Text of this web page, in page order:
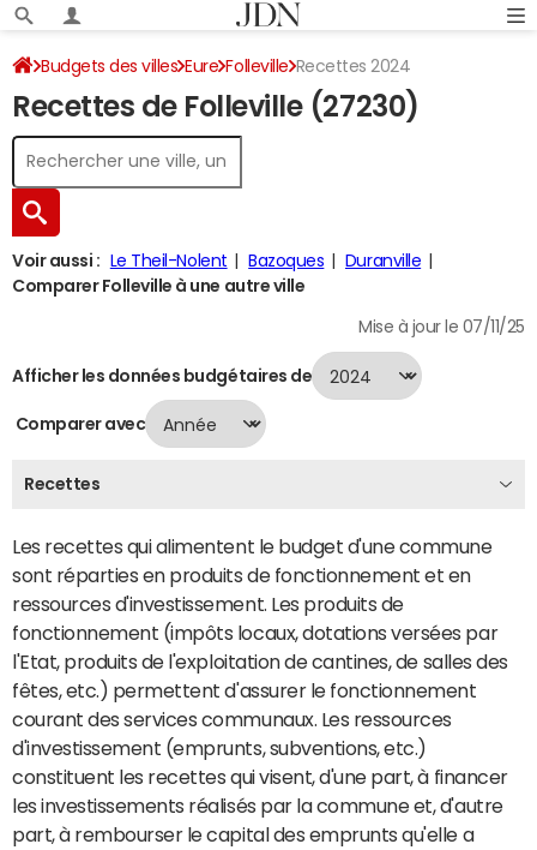
Budgets des villes Eure Folleville Recettes 2024
Recettes de Folleville (27230)
Voir aussi : Le Theil-Nolent Bazoques
Duranville
Comparer Folleville à une autre ville
Mise à jour le 07/11/25
Afficher les données budgétaires de
Comparer avec
Recettes
Les recettes qui alimentent le budget d'une commune
sont réparties en produits de fonctionnement et en
ressources d'investissement. Les produits de
fonctionnement (impôts locaux, dotations versées par
l'Etat, produits de l'exploitation de cantines, de salles des
fêtes, etc.) permettent d'assurer le fonctionnement
courant des services communaux. Les ressources
d'investissement (emprunts, subventions, etc.)
constituent les recettes qui visent, d'une part, à financer
les investissements réalisés par la commune et, d'autre
part, à rembourser le capital des emprunts qu'elle a